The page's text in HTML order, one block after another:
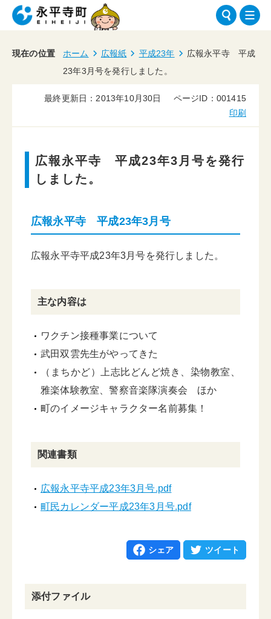
現在の位置 ホーム 広報紙 平成23年
広報永平寺 平成
23年3月号を発行しました。
最終更新日：2013年10月30日
ページID：001415
印刷
広報永平寺 平成23年3月号を発行
しました。
広報永平寺 平成23年3月号
広報永平寺平成23年3月号を発行しました。
主な内容は
ワクチン接種事業について
武田双雲先生がやってきた
（まちかど）上志比どんど焼き、染物教室、
雅楽体験教室、警察音楽隊演奏会 ほか
町のイメージキャラクター名前募集！
関連書類
広報永平寺平成23年3月号.pdf
町民カレンダー平成23年3月号.pdf
シェア ツイート
添付ファイル